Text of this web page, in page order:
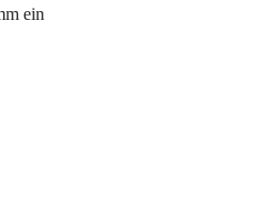
ein